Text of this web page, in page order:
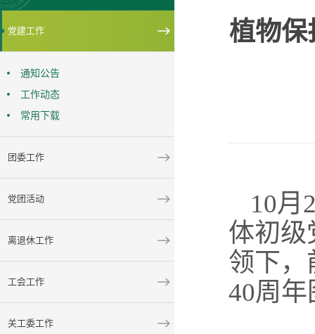
党建工作
通知公告
工作动态
常用下载
团委工作
党团活动
离退休工作
工会工作
关工委工作
植物保
10月
体初级
领下，
40周年